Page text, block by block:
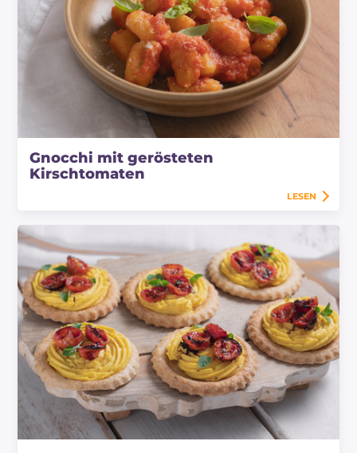
Gnocchi mit gerösteten
Kirschtomaten
LESEN